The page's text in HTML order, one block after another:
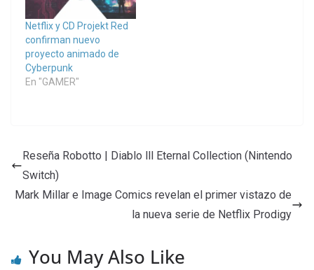
Netflix y CD Projekt Red
confirman nuevo
proyecto animado de
Cyberpunk
En "GAMER"
Reseña Robotto | Diablo lll Eternal Collection (Nintendo
Switch)
Mark Millar e Image Comics revelan el primer vistazo de
la nueva serie de Netflix Prodigy
You May Also Like